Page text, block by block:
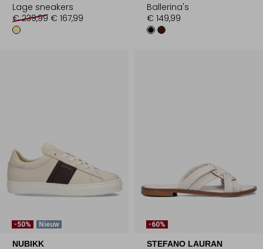
Lage sneakers
€ 239,99 € 167,99
Ballerina's
€ 149,99
-50% Nieuw
NUBIKK
-60%
STEFANO LAURAN